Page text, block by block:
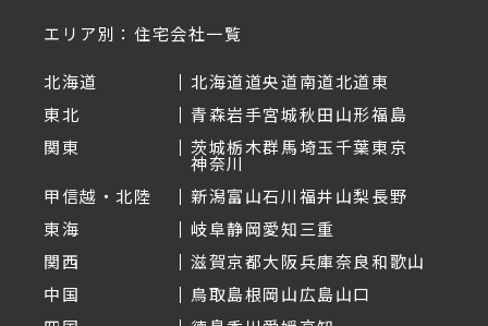
エリア別：住宅会社一覧
北海道 北海道道央道南道北道東
東北
青森岩手宮城秋田山形福島
関東
茨城栃木群馬埼玉千葉東京
神奈川
甲信越・北陸
新潟富山石川福井山梨長野
東海
岐阜静岡愛知三重
関西
滋賀京都大阪兵庫奈良和歌山
中国
鳥取島根岡山広島山口